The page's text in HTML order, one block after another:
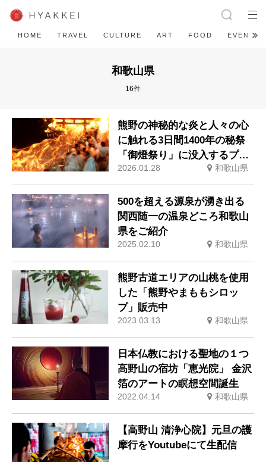
HOME TRAVEL CULTURE ART FOOD EVENT
和歌山県
16件
熊野の神秘的な炎と人々の心
に触れる3日間1400年の秘祭
「御燈祭り」に没入するプレ
ミアムツアー参加者を特別募
集
2026.01.28 和歌山県
500を超える源泉が湧き出る
関西随一の温泉どころ和歌山
県をご紹介
2025.02.10 和歌山県
熊野古道エリアの山桃を使用
した「熊野やまももシロッ
プ」販売中
2023.03.13 和歌山県
日本仏教における聖地の１つ
高野山の宿坊「恵光院」 金沢
箔のアートの瞑想空間誕生
2022.04.14 和歌山県
【高野山 清浄心院】元旦の護
摩行をYoutubeにて生配信